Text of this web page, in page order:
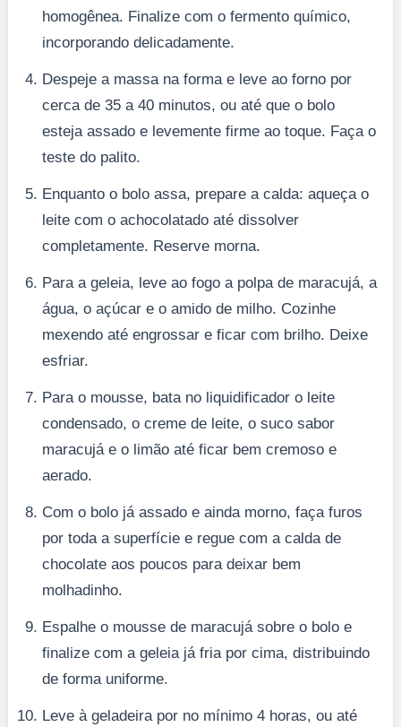
homogênea. Finalize com o fermento químico,
incorporando delicadamente.
Despeje a massa na forma e leve ao forno por
cerca de 35 a 40 minutos, ou até que o bolo
esteja assado e levemente firme ao toque. Faça o
teste do palito.
Enquanto o bolo assa, prepare a calda: aqueça o
leite com o achocolatado até dissolver
completamente. Reserve morna.
Para a geleia, leve ao fogo a polpa de maracujá, a
água, o açúcar e o amido de milho. Cozinhe
mexendo até engrossar e ficar com brilho. Deixe
esfriar.
Para o mousse, bata no liquidificador o leite
condensado, o creme de leite, o suco sabor
maracujá e o limão até ficar bem cremoso e
aerado.
Com o bolo já assado e ainda morno, faça furos
por toda a superfície e regue com a calda de
chocolate aos poucos para deixar bem
molhadinho.
Espalhe o mousse de maracujá sobre o bolo e
finalize com a geleia já fria por cima, distribuindo
de forma uniforme.
Leve à geladeira por no mínimo 4 horas, ou até